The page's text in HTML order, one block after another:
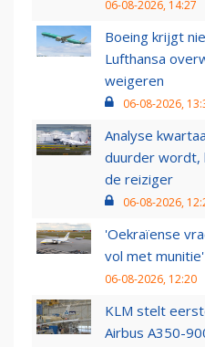
06-08-2026, 14:27
Boeing krijgt
Lufthansa
weigeren
06-08-2026,
Analyse
duurder wordt,
de reiziger
06-08-2026,
'Oekraïense
vol met munitie'
06-08-2026, 12:20
KLM stelt
Airbus A350-